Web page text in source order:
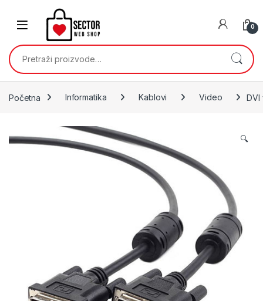
Skip to navigation
0
Pretraži:
Početna Informatika Kablovi Video DVI
🔍